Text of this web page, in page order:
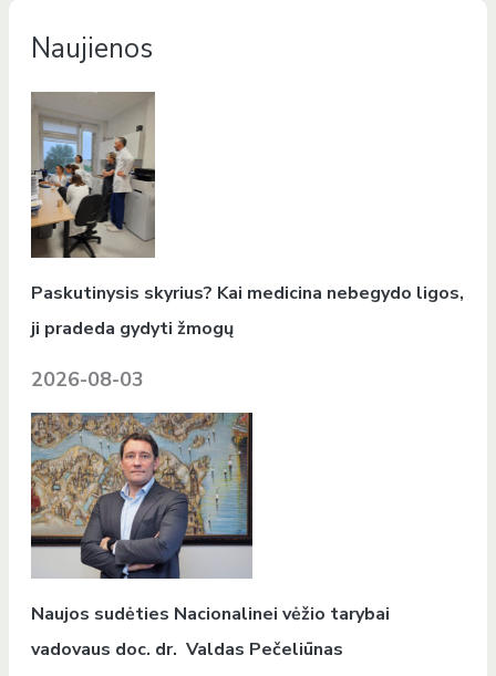
Naujienos
Paskutinysis skyrius? Kai medicina nebegydo ligos,
ji pradeda gydyti žmogų
2026-08-03
Naujos sudėties Nacionalinei vėžio tarybai
vadovaus doc. dr. Valdas Pečeliūnas